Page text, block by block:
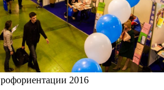
2016